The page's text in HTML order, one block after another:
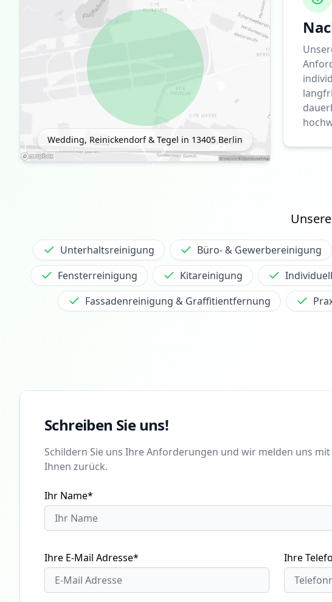
Wedding, Reinickendorf & Tegel in 13405Berlin
Unterhaltsreinigung Büro- & Gewerbereinigung
Fensterreinigung
Kitareinigung
Fassadenreinigung & Graffitientfernung
Schreiben Sie uns!
Schildern Sie uns Ihre Anforderungen und wir melden uns
Ihnen zurück.
Ihr Name*
Ihre E-Mail Adresse* Ihre